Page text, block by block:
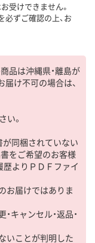
受けできません。
を必ずご確認の上、お
品は沖縄県・離島が
届け不可の場合は、
い。
が同梱されていない
をご希望のお客様
歴よりＰＤＦファイ
お届けではありま
キャンセル・返品・
いことが判明した